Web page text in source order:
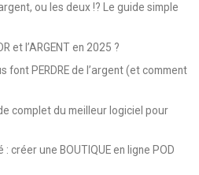
ou les deux !? Le guide simple
et l’ARGENT en 2025 ?
font PERDRE de l’argent (et comment
complet du meilleur logiciel pour
: créer une BOUTIQUE en ligne POD